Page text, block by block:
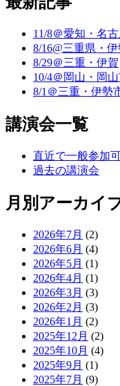
11/8＠愛知・名
8/16@三重県・
8/29＠三重・伊賀
10/4＠岡山・岡
8/1＠三重・伊勢
講演会一覧
直近で一般参加
過去の講演会
月別アーカイ
2026年7月 (2)
2026年6月 (4)
2026年5月 (1)
2026年4月 (1)
2026年3月 (3)
2026年2月 (3)
2026年1月 (2)
2025年12月 (2)
2025年10月 (4)
2025年9月 (1)
2025年7月 (9)